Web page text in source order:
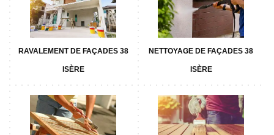
RAVALEMENT DE FAÇADES 38
ISÈRE
NETTOYAGE DE FAÇADES 38
ISÈRE